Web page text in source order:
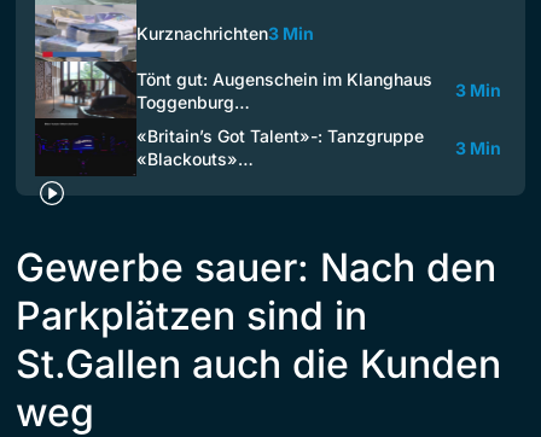
Kurznachrichten3 Min
Tönt gut: Augenschein im Klanghaus
Toggenburg…
3 Min
«Britain’s Got Talent»-: Tanzgruppe
«Blackouts»…
3 Min
Gewerbe sauer: Nach den
Parkplätzen sind in
St.Gallen auch die Kunden
weg